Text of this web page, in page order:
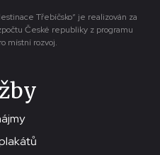
Třebíčsko“ je realizován za
České republiky z programu
místní rozvoj.